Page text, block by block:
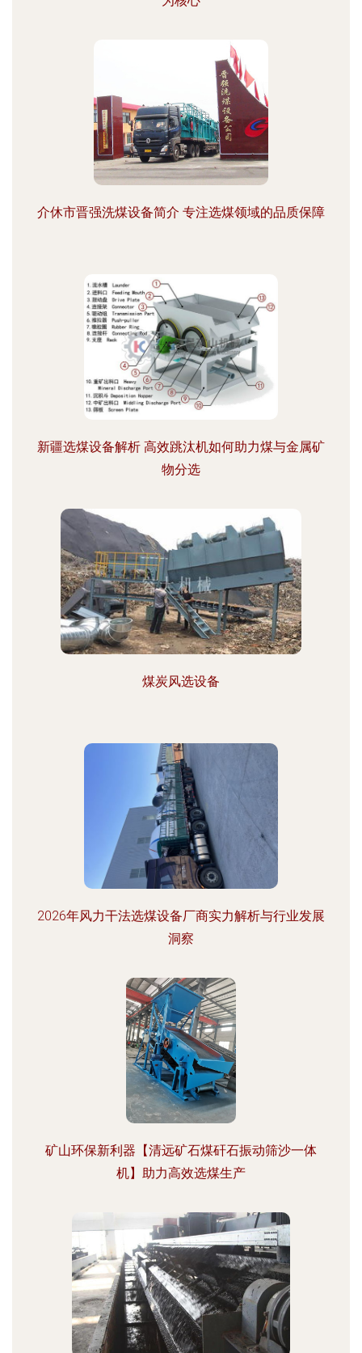
介休市晋强洗煤设备简介 专注选煤领域的品质保障
新疆选煤设备解析 高效跳汰机如何助力煤与金属矿
物分选
煤炭风选设备
2026年风力干法选煤设备厂商实力解析与行业发展
洞察
矿山环保新利器【清远矿石煤矸石振动筛沙一体
机】助力高效选煤生产